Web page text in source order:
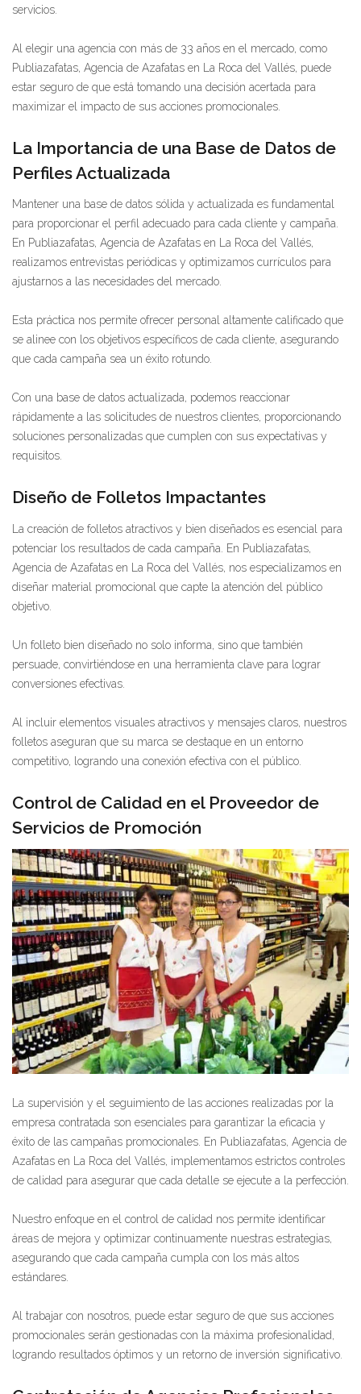
servicios.
Al elegir una agencia con más de 33 años en el mercado, como
Publiazafatas, Agencia de Azafatas en La Roca del Vallés, puede
estar seguro de que está tomando una decisión acertada para
maximizar el impacto de sus acciones promocionales.
La Importancia de una Base de Datos de
Perfiles Actualizada
Mantener una base de datos sólida y actualizada es fundamental
para proporcionar el perfil adecuado para cada cliente y campaña.
En Publiazafatas, Agencia de Azafatas en La Roca del Vallés,
realizamos entrevistas periódicas y optimizamos currículos para
ajustarnos a las necesidades del mercado.
Esta práctica nos permite ofrecer personal altamente calificado que
se alinee con los objetivos específicos de cada cliente, asegurando
que cada campaña sea un éxito rotundo.
Con una base de datos actualizada, podemos reaccionar
rápidamente a las solicitudes de nuestros clientes, proporcionando
soluciones personalizadas que cumplen con sus expectativas y
requisitos.
Diseño de Folletos Impactantes
La creación de folletos atractivos y bien diseñados es esencial para
potenciar los resultados de cada campaña. En Publiazafatas,
Agencia de Azafatas en La Roca del Vallés, nos especializamos en
diseñar material promocional que capte la atención del público
objetivo.
Un folleto bien diseñado no solo informa, sino que también
persuade, convirtiéndose en una herramienta clave para lograr
conversiones efectivas.
Al incluir elementos visuales atractivos y mensajes claros, nuestros
folletos aseguran que su marca se destaque en un entorno
competitivo, logrando una conexión efectiva con el público.
Control de Calidad en el Proveedor de
Servicios de Promoción
La supervisión y el seguimiento de las acciones realizadas por la
empresa contratada son esenciales para garantizar la eficacia y
éxito de las campañas promocionales. En Publiazafatas, Agencia de
Azafatas en La Roca del Vallés, implementamos estrictos controles
de calidad para asegurar que cada detalle se ejecute a la perfección.
Nuestro enfoque en el control de calidad nos permite identificar
áreas de mejora y optimizar continuamente nuestras estrategias,
asegurando que cada campaña cumpla con los más altos
estándares.
Al trabajar con nosotros, puede estar seguro de que sus acciones
promocionales serán gestionadas con la máxima profesionalidad,
logrando resultados óptimos y un retorno de inversión significativo.